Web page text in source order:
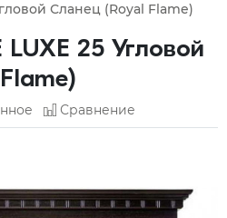
Сланец (Royal Flame)
LUXE 25 Угловой
Сравнение